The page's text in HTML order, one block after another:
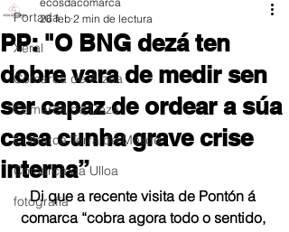
Portada
Xeral
Comarca de Arzúa
Comarca de Deza
Comarca Terra de Melide
Comarca da Ulloa
fotografía
PP: "O BNG dezá ten
dobre vara de medir sen
ser capaz de ordear a súa
casa cunha grave crise
interna”
26 feb 2 min de lectura
Di que a recente visita de Pontón á
comarca “cobra agora todo o sentido,